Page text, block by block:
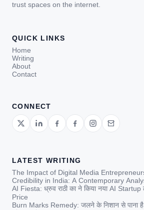
trust spaces on the internet.
QUICK LINKS
Home
Writing
About
Contact
CONNECT
LATEST WRITING
The Impact of Digital Media
Credibility in India: A Contemporary
AI Fiesta: ध्रुव राठी का ने किया नया AI
Price
Burn Marks Remedy: जलने के निशान से पाना